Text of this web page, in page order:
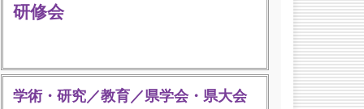
研修会
学術・研究／教育／県学会・県大会